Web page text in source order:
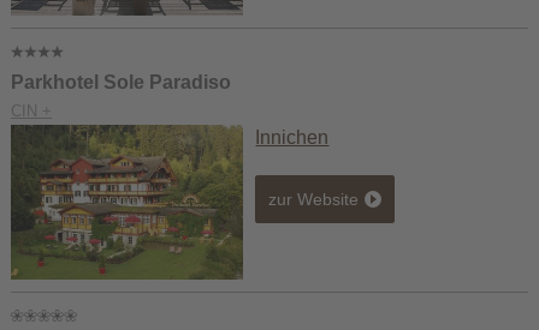
Parkhotel Sole Paradiso
CIN +
Innichen
zur Website